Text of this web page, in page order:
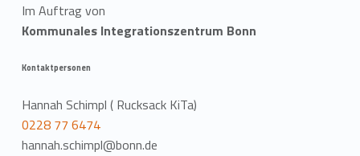
Im Auftrag von
Kommunales Integrationszentrum Bonn
Kontaktpersonen
Hannah Schimpl ( Rucksack KiTa)
0228 77 6474
hannah.schimpl@bonn.de